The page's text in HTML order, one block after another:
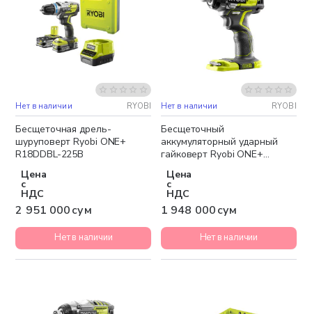
Бесплатная доставка
Нет в наличии RYOBI
Бесщеточная дрель-
шуруповерт Ryobi ONE+
R18DDBL-225B
Цена
с
НДС
2 951 000 сум
Нет в наличии
Бесплатная доставка
Нет в наличии RYOBI
Бесщеточный
аккумуляторный ударный
гайковерт Ryobi ONE+
Цена
с
НДС
1 948 000 сум
Нет в наличии